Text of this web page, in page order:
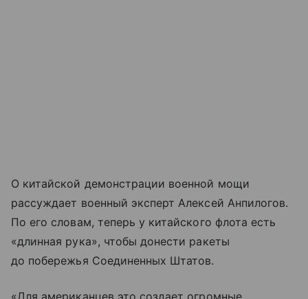
О китайской демонстрации военной мощи
рассуждает военный эксперт Алексей Анпилогов.
По его словам, теперь у китайского флота есть
«длинная рука», чтобы донести ракеты
до побережья Соединенных Штатов.
«Для американцев это создает огромные